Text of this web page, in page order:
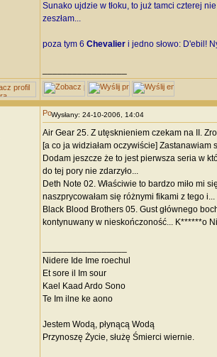
Sunako ujdzie w tłoku, to już tamci czterej
zeszłam...
poza tym 6 Chevalieri jedno słowo: D'ebil!
Wysłany: 24-10-2006, 14:04
Air Gear 25. Z utęsknieniem czekam na II.
[a co ja widziałam oczywiście]
Dodam jeszcze że to jest pierwsza seria w
do tej pory nie zdarzyło...
Deth Note 02. Właściwie to bardzo miło mi
naszprycowałam się różnymi fikami z tego
Black Blood Brothers 05. Gust głównego
kontynuwany w nieskończoność... K******o
Nidere Ide Ime roechul
Et sore il Im sour
Kael Kaad Ardo Sono
Te Im ilne ke aono
Jestem Wodą, płynącą Wodą
Przynoszę Życie, służę Śmierci wiernie.